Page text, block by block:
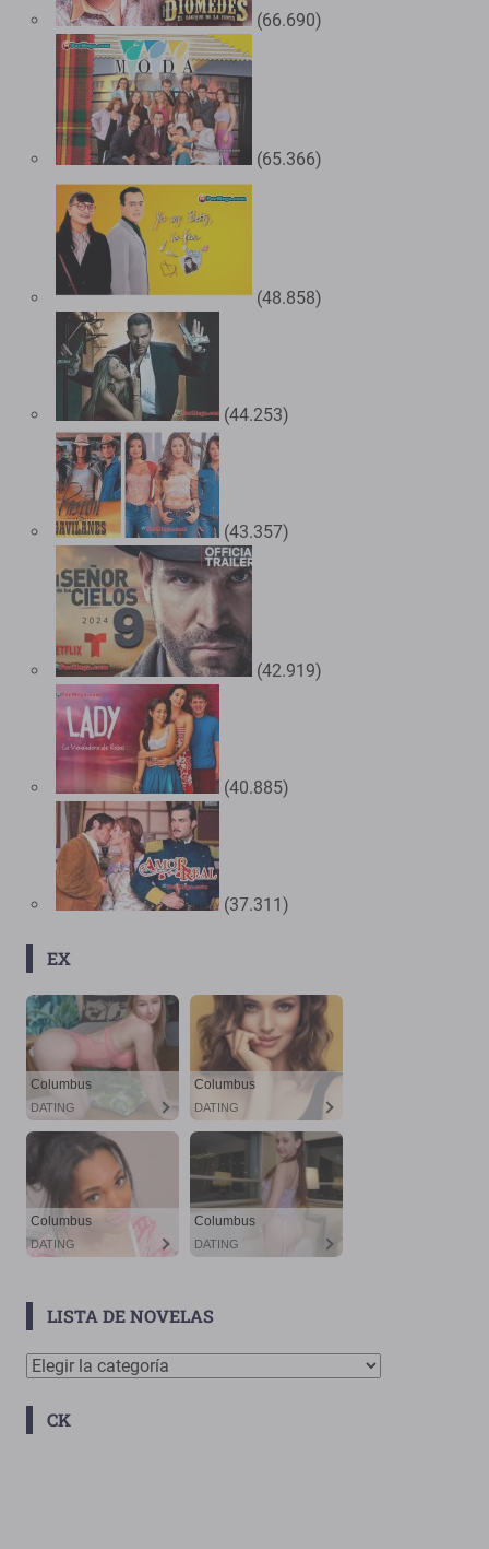
(66.690)
(65.366)
(48.858)
(44.253)
(43.357)
(42.919)
(40.885)
(37.311)
EX
LISTA DE NOVELAS
Lista
Novelas
CK